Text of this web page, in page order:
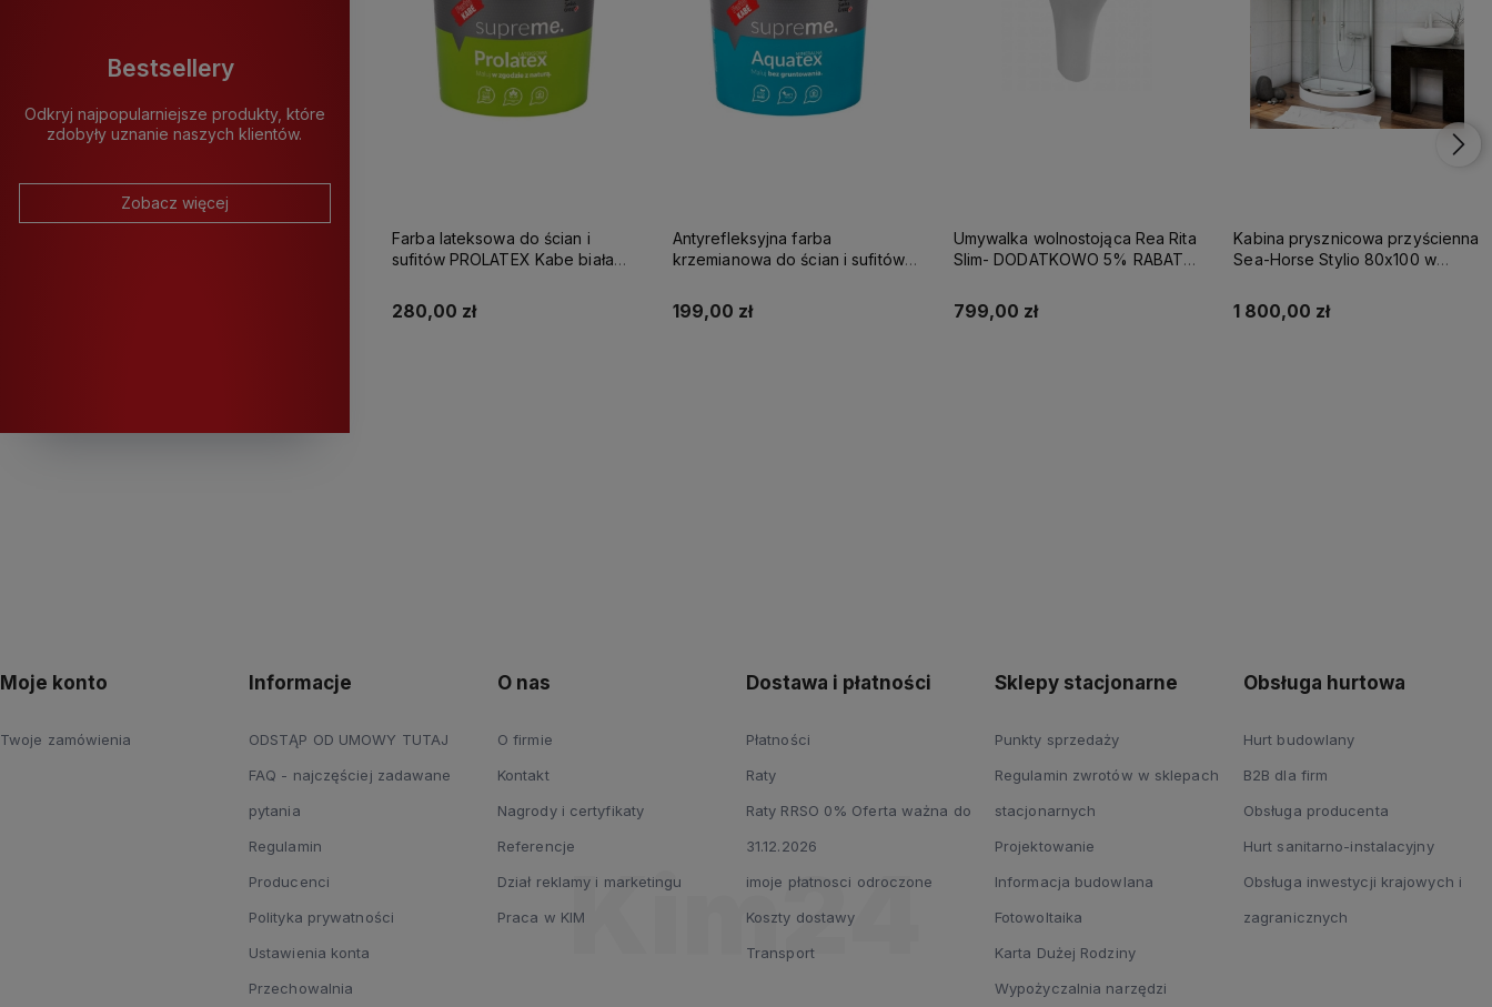
Bestsellery
Odkryj najpopularniejsze produkty, które
zdobyły uznanie naszych klientów.
Zobacz więcej
Farba lateksowa do ścian i
sufitów PROLATEX Kabe biała
280,00 zł
Antyrefleksyjna farba
krzemianowa do ścian i sufitów
BAZA A MAT
199,00 zł
Umywalka wolnostojąca Rea Rita
Slim- DODATKOWO 5% RABATU
799,00 zł
Kabina prysznicowa przyścienna
Sea-Horse Stylio 80x100 w
przezroczyste
1 800,00 zł
Moje konto
Twoje zamówienia
Informacje
ODSTĄP OD UMOWY TUTAJ
FAQ - najczęściej zadawane
pytania
Regulamin
Producenci
Polityka prywatności
Ustawienia konta
Przechowalnia
O nas
O firmie
Kontakt
Nagrody i certyfikaty
Referencje
Dział reklamy i marketingu
Praca w KIM
Dostawa i płatności
Płatności
Raty
Raty RRSO 0% Oferta ważna do
31.12.2026
imoje płatnosci odroczone
Koszty dostawy
Transport
Sklepy stacjonarne
Punkty sprzedaży
Regulamin zwrotów w sklepach
stacjonarnych
Projektowanie
Informacja budowlana
Fotowoltaika
Karta Dużej Rodziny
Wypożyczalnia narzędzi
Obsługa hurtowa
Hurt budowlany
B2B dla firm
Obsługa producenta
Hurt sanitarno-instalacyjny
Obsługa inwestycji krajowych i
zagranicznych